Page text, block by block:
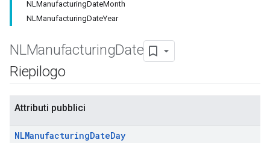
NLManufacturingDateMonth
NLManufacturingDateYear
NLManufacturingDate
Riepilogo
Attributi pubblici
NLManufacturingDateDay